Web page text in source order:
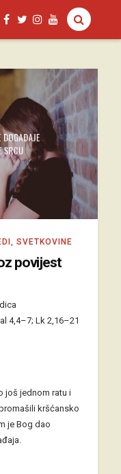
SVETKOVINE
povijest
4,4–7; Lk 2,16–21
još jednom ratu i
kršćansko
je Bog dao